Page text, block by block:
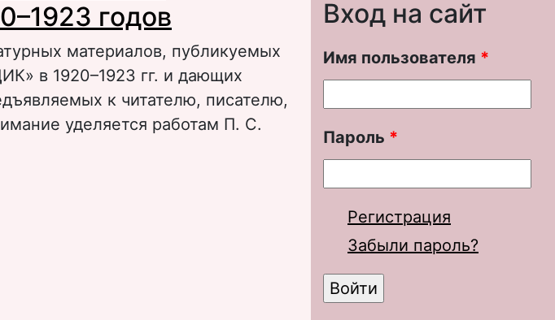
годов
материалов, публикуемых
в 1920–1923 гг. и дающих
к читателю, писателю,
уделяется работам П. С.
Вход на сайт
Имя пользователя *
Пароль *
Регистрация
Забыли пароль?